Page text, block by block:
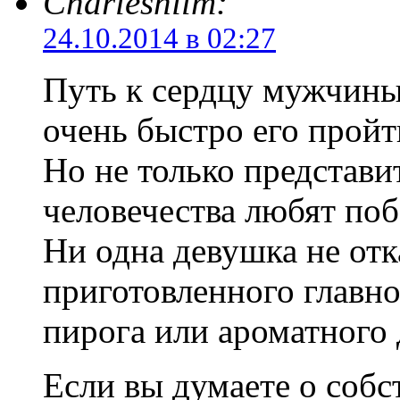
24.10.2014 в 02:27
Путь к сердцу
очень быстро его
Но не только
человечества любят
Ни одна девушка не
приготовленного
пирога или ароматного
Если вы думаете о